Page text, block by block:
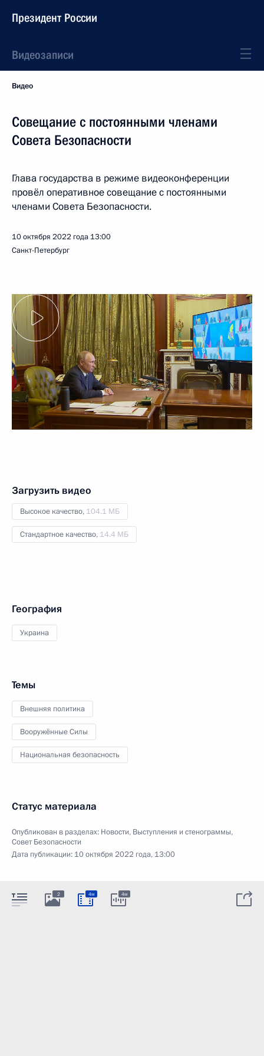
Президент России
Видеозаписи
Видео
Cовещание с постоянными членами
Совета Безопасности
Глава государства в режиме видеоконференции
провёл оперативное совещание с постоянными
членами Совета Безопасности.
10 октября 2022 года 13:00
Санкт-Петербург
Загрузить видео
Высокое качество, 104.1 МБ
Стандартное качество, 14.4 МБ
География
Украина
Темы
Внешняя политика
Вооружённые Силы
Национальная безопасность
Статус материала
Опубликован в разделах: Новости, Выступления и стенограммы,
Совет Безопасности
Дата публикации: 10 октября 2022 года, 13:00
2 4м 4м